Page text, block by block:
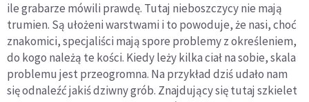
ile grabarze mówili prawdę. Tutaj nieboszczycy nie mają
trumien. Są ułożeni warstwami i to powoduje, że nasi, choć
znakomici, specjaliści mają spore problemy z określeniem,
do kogo należą te kości. Kiedy leży kilka ciał na sobie, skala
problemu jest przeogromna. Na przykład dziś udało nam
się odnaleźć jakiś dziwny grób. Znajdujący się tutaj szkielet